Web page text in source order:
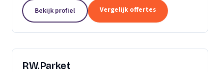
om type materiaal, kleur, afmeting of uitstraling.
Geen...
Bekijk profiel Vergelijk offertes
RW.Parket